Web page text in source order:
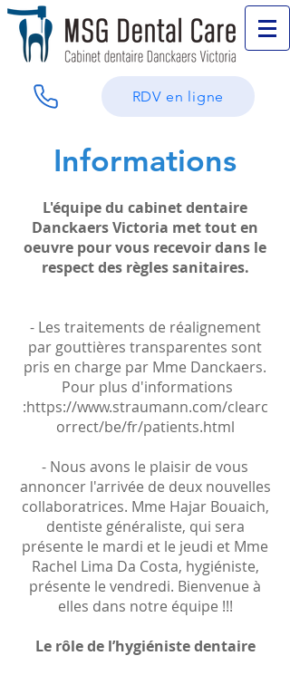
RDV en ligne
Informations
L'équipe du cabinet dentaire
Danckaers Victoria met tout en
oeuvre pour vous recevoir dans le
respect des règlessanitaires.
- Les traitements de réalignement
par gouttières transparentes sont
pris en charge par Mme Danckaers.
​ Pour plus d'informations
:https://www.straumann.com/clearc
orrect/be/fr/patients.html
- Nous avons le plaisir de vous
annoncer l'arrivée de deux nouvelles
collaboratrices. Mme Hajar Bouaich,
dentiste généraliste, qui sera
présente le mardi et le jeudi et Mme
Rachel Lima Da Costa, hygiéniste,
présente le vendredi. Bienvenue à
elles dans notre équipe !!!
Le rôle de l’hygiéniste dentaire